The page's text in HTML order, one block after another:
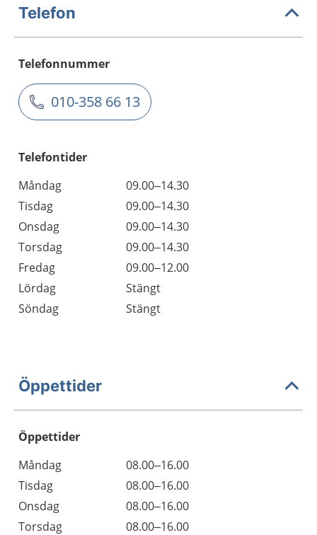
Telefon
Telefonnummer
010-358 66 13
Telefontider
Måndag
09.00–14.30
Tisdag
09.00–14.30
Onsdag
09.00–14.30
Torsdag
09.00–14.30
Fredag
09.00–12.00
Lördag
Stängt
Söndag
Stängt
Öppettider
Öppettider
Dag
Öppettider
Kommentarer
Måndag
08.00–16.00
Tisdag
08.00–16.00
Onsdag
08.00–16.00
Torsdag
08.00–16.00